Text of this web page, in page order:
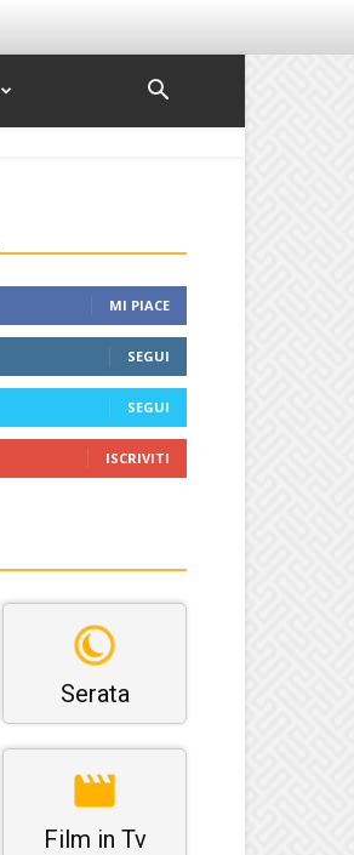
MI PIACE
SEGUI
SEGUI
ISCRIVITI
Serata
Film in Tv